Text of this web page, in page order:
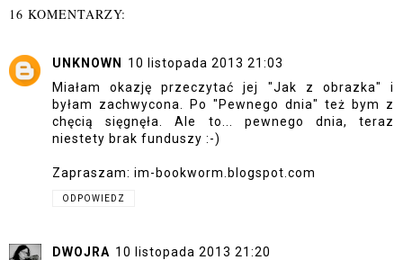
16 KOMENTARZY:
UNKNOWN
10 listopada 2013 21:03
Miałam okazję przeczytać jej "Jak z obrazka" i
byłam zachwycona. Po "Pewnego dnia" też bym z
chęcią sięgnęła. Ale to... pewnego dnia, teraz
niestety brak funduszy :-)
Zapraszam: im-bookworm.blogspot.com
ODPOWIEDZ
DWOJRA 10 listopada 2013 21:20